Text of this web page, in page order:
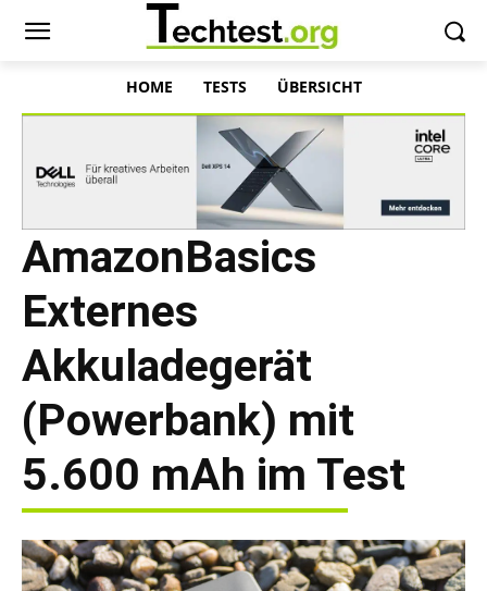
HOME TESTS ÜBERSICHT
AmazonBasics
Externes
Akkuladegerät
(Powerbank) mit
5.600 mAh im Test